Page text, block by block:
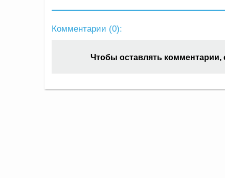
Комментарии (0):
Чтобы оставлять комментарии,